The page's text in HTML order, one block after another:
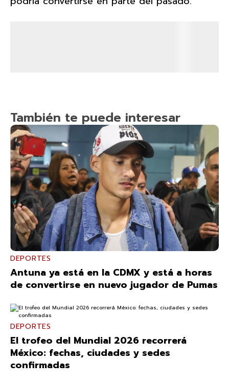
También te puede interesar
DEPORTES
Antuna ya está en la CDMX y está a horas
de convertirse en nuevo jugador de Pumas
DEPORTES
El trofeo del Mundial 2026 recorrerá
México: fechas, ciudades y sedes
confirmadas